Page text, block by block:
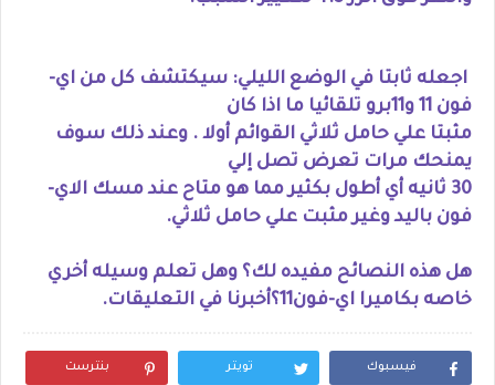
اجعله ثابتا في الوضع الليلي: سيكتشف كل من اي-
فون 11 و11برو تلقائيا ما اذا كان
مثبتا علي حامل ثلاثي القوائم أولا . وعند ذلك سوف
يمنحك مرات تعرض تصل إلي
30 ثانيه أي أطول بكثير مما هو متاح عند مسك الاي-
فون باليد وغير مثبت علي حامل ثلاثي.
هل هذه النصائح مفيده لك؟ وهل تعلم وسيله أخري
خاصه بكاميرا اي-فون11؟أخبرنا في التعليقات.
فيسبوك تويتر بنترست